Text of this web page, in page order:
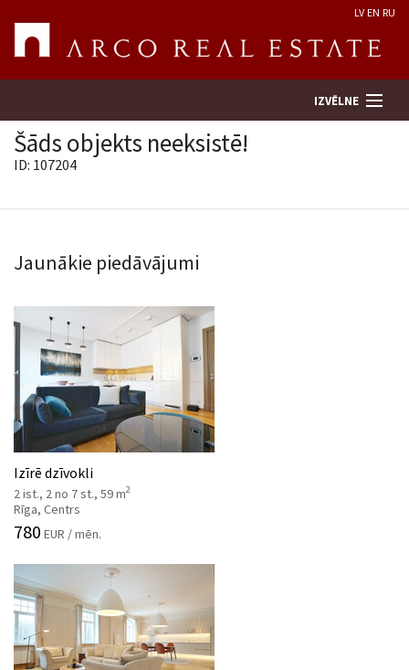
LV EN RU
IZVĒLNE
Uzņēmums
Pakalpojumi
Kontakti
Šāds objekts neeksistē!
ID: 107204
Jaunākie piedāvājumi
Izīrē dzīvokli
2 ist., 2 no 7 st., 59 m2
Rīga, Centrs
780 EUR / mēn.